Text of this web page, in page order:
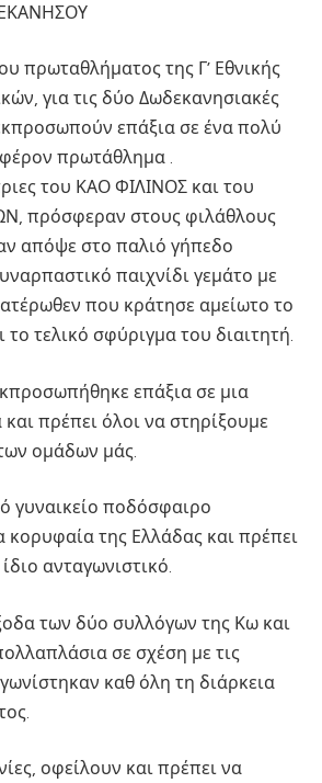
πρωταθλήματος της Γ’ Εθνικής
για τις δύο Δωδεκανησιακές
επάξια σε ένα πολύ
πρωτάθλημα .
του ΚΑΟ ΦΙΛΙΝΟΣ και του
πρόσφεραν στους φιλάθλους
απόψε στο παλιό γήπεδο
παιχνίδι γεμάτο με
που κράτησε αμείωτο το
το τελικό σφύριγμα του διαιτητή.
επάξια σε μια
και πρέπει όλοι να στηρίξουμε
ομάδων μάς.
γυναικείο ποδόσφαιρο
κορυφαία της Ελλάδας και πρέπει
ανταγωνιστικό.
των δύο συλλόγων της Κω και
σε σχέση με τις
καθ όλη τη διάρκεια
οφείλουν και πρέπει να